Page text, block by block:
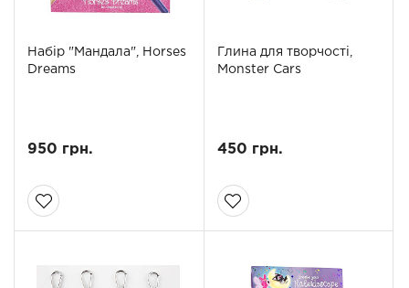
Набiр "Мандала", Horses
Dreams
950 грн.
Глина для творчості,
Monster Cars
450 грн.